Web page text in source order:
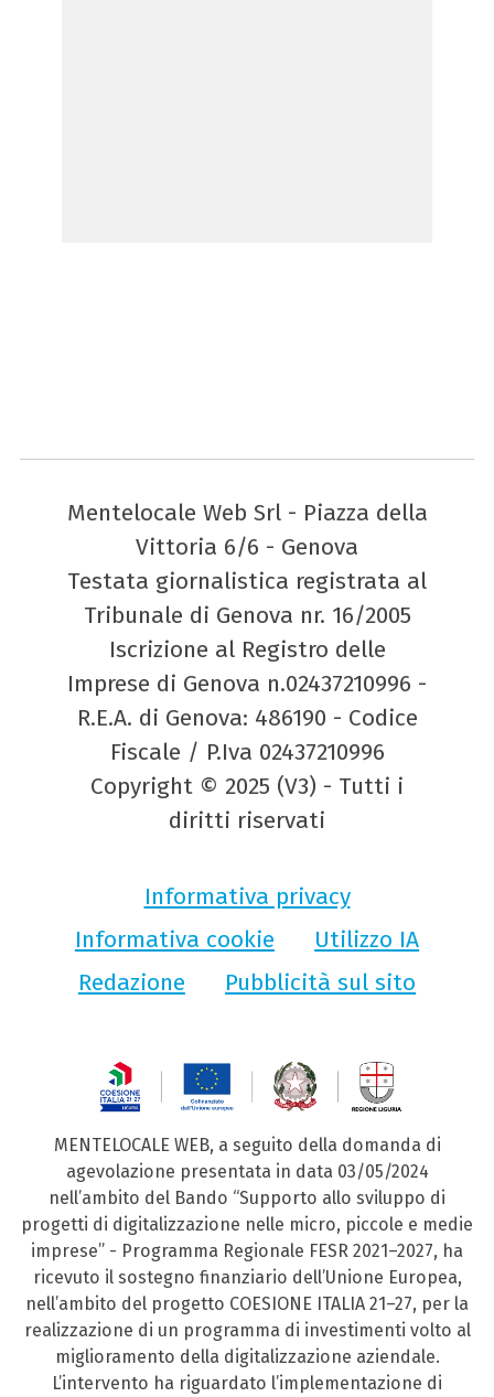
Mentelocale Web Srl - Piazza della
Vittoria 6/6 - Genova
Testata giornalistica registrata al
Tribunale di Genova nr. 16/2005
Iscrizione al Registro delle
Imprese di Genova n.02437210996 -
R.E.A. di Genova: 486190 - Codice
Fiscale / P.Iva 02437210996
Copyright © 2025 (V3) - Tutti i
diritti riservati
Informativa privacy
Informativa cookie
Utilizzo IA
Redazione
Pubblicità sul sito
MENTELOCALE WEB, a seguito della domanda di
agevolazione presentata in data 03/05/2024
nell’ambito del Bando “Supporto allo sviluppo di
progetti di digitalizzazione nelle micro, piccole e medie
imprese” - Programma Regionale FESR 2021–2027, ha
ricevuto il sostegno finanziario dell’Unione Europea,
nell’ambito del progetto COESIONE ITALIA 21–27, per la
realizzazione di un programma di investimenti volto al
miglioramento della digitalizzazione aziendale.
L’intervento ha riguardato l’implementazione di